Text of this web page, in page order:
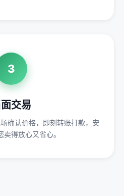
3
交易
确认价格，即刻转账打款，安
得放心又省心。